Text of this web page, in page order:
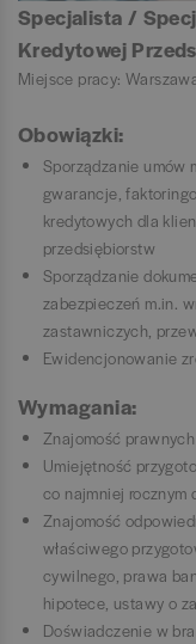
Specjalista /
Kredytowej
Miejsce pracy:
Obowiązki:
Sporządzanie umów
gwarancje,
kredytowych dla
przedsiębiorstw
Sporządzanie
zabezpieczeń m.in.
zastawniczych,
Ewidencjonowanie
Wymagania:
Znajomość
Umiejętność
co najmniej rocznym
Znajomość
właściwego
cywilnego, prawa
hipotece, ustawy o
Doświadczenie w